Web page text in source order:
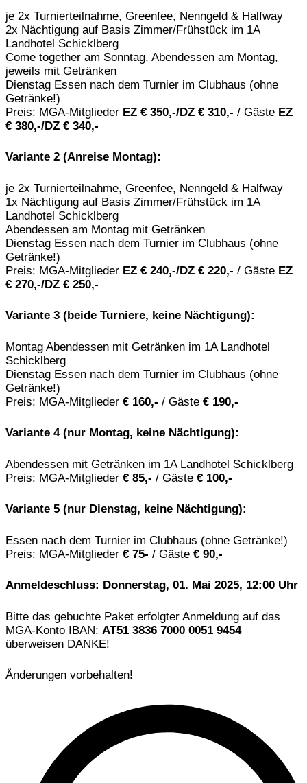
je 2x Turnierteilnahme, Greenfee, Nenngeld & Halfway
2x Nächtigung auf Basis Zimmer/Frühstück im 1A
Landhotel Schicklberg
Come together am Sonntag, Abendessen am Montag,
jeweils mit Getränken
Dienstag Essen nach dem Turnier im Clubhaus (ohne
Getränke!)
Preis: MGA-Mitglieder EZ € 350,-/DZ € 310,- / Gäste EZ
€ 380,-/DZ € 340,-
Variante 2 (Anreise Montag):
je 2x Turnierteilnahme, Greenfee, Nenngeld & Halfway
1x Nächtigung auf Basis Zimmer/Frühstück im 1A
Landhotel Schicklberg
Abendessen am Montag mit Getränken
Dienstag Essen nach dem Turnier im Clubhaus (ohne
Getränke!)
Preis: MGA-Mitglieder EZ € 240,-/DZ € 220,- / Gäste EZ
€ 270,-/DZ € 250,-
Variante 3 (beide Turniere, keine Nächtigung):
Montag Abendessen mit Getränken im 1A Landhotel
Schicklberg
Dienstag Essen nach dem Turnier im Clubhaus (ohne
Getränke!)
Preis: MGA-Mitglieder € 160,- / Gäste € 190,-
Variante 4 (nur Montag, keine Nächtigung):
Abendessen mit Getränken im 1A Landhotel Schicklberg
Preis: MGA-Mitglieder € 85,- / Gäste € 100,-
Variante 5 (nur Dienstag, keine Nächtigung):
Essen nach dem Turnier im Clubhaus (ohne Getränke!)
Preis: MGA-Mitglieder € 75- / Gäste € 90,-
Anmeldeschluss: Donnerstag, 01. Mai 2025, 12:00 Uhr
Bitte das gebuchte Paket erfolgter Anmeldung auf das
MGA-Konto IBAN: AT51 3836 7000 0051 9454
überweisen DANKE!
Änderungen vorbehalten!